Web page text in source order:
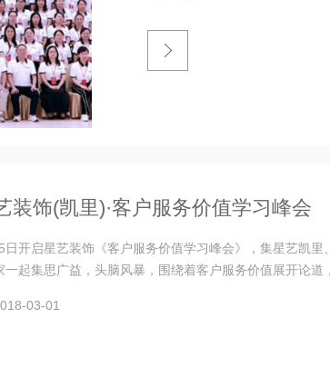
装饰(凯里)·客户服务价值学习峰会
日开启星艺装饰《客户服务价值学习峰会》，集星艺凯
一起集思广益，头脑风暴，围绕着客户服务价值展开论道
03-01